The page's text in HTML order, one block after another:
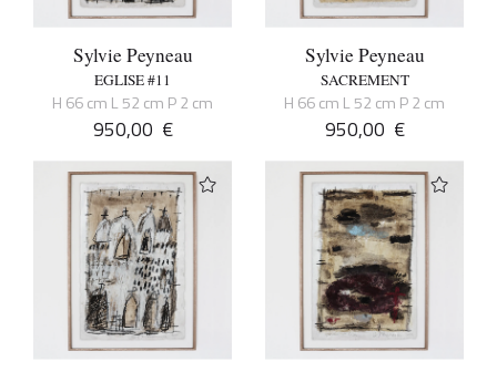
Sylvie Peyneau
EGLISE #11
H 66 cm L 52 cm P 2 cm
950,00 €
Sylvie Peyneau
SACREMENT
H 66 cm L 52 cm P 2 cm
950,00 €